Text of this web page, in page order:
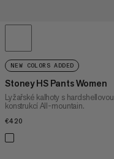
NEW COLORS ADDED
Stoney HS Pants Women
Lyžařské kalhoty s hardshellovou
konstrukcí All-mountain.
€420